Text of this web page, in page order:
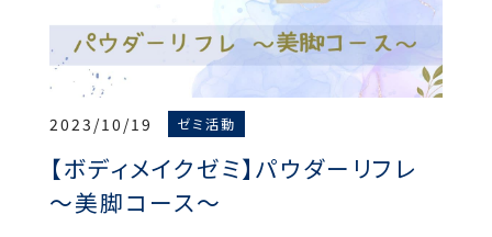
2023/10/19 ゼミ活動
【ボディメイクゼミ】パウダーリフレ
～美脚コース～